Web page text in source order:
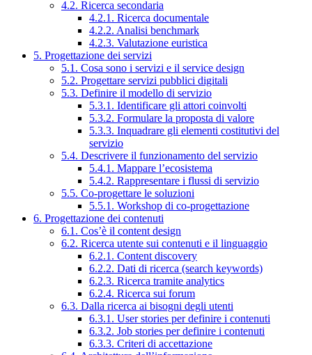
4.2. Ricerca secondaria
4.2.1. Ricerca documentale
4.2.2. Analisi benchmark
4.2.3. Valutazione euristica
5. Progettazione dei servizi
5.1. Cosa sono i servizi e il service design
5.2. Progettare servizi pubblici digitali
5.3. Definire il modello di servizio
5.3.1. Identificare gli attori coinvolti
5.3.2. Formulare la proposta di valore
5.3.3. Inquadrare gli elementi costitutivi del
servizio
5.4. Descrivere il funzionamento del servizio
5.4.1. Mappare l’ecosistema
5.4.2. Rappresentare i flussi di servizio
5.5. Co-progettare le soluzioni
5.5.1. Workshop di co-progettazione
6. Progettazione dei contenuti
6.1. Cos’è il content design
6.2. Ricerca utente sui contenuti e il linguaggio
6.2.1. Content discovery
6.2.2. Dati di ricerca (search keywords)
6.2.3. Ricerca tramite analytics
6.2.4. Ricerca sui forum
6.3. Dalla ricerca ai bisogni degli utenti
6.3.1. User stories per definire i contenuti
6.3.2. Job stories per definire i contenuti
6.3.3. Criteri di accettazione